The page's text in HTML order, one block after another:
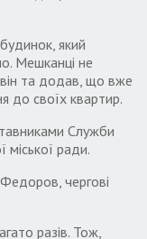
який
Мешканці не
та додав, що вже
до своїх квартир.
Служби
міської ради.
чергові
разів. Тож,